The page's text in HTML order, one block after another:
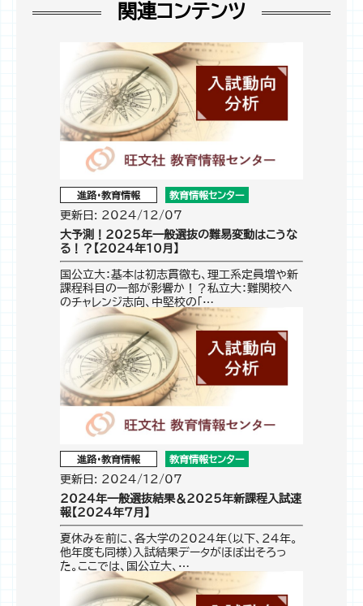
関連コンテンツ
進路・教育情報 教育情報センター
更新日: 2024/12/07
大予測！2025年一般選抜の難易変動はこうな
る！？【2024年10月】
国公立大：基本は初志貫徹も、理工系定員増や新
課程科目の一部が影響か！？私立大：難関校へ
のチャレンジ志向、中堅校の「…
進路・教育情報 教育情報センター
更新日: 2024/12/07
2024年一般選抜結果＆2025年新課程入試速
報【2024年7月】
夏休みを前に、各大学の2024年（以下、24年。
他年度も同様）入試結果データがほぼ出そろっ
た。ここでは、国公立大、…